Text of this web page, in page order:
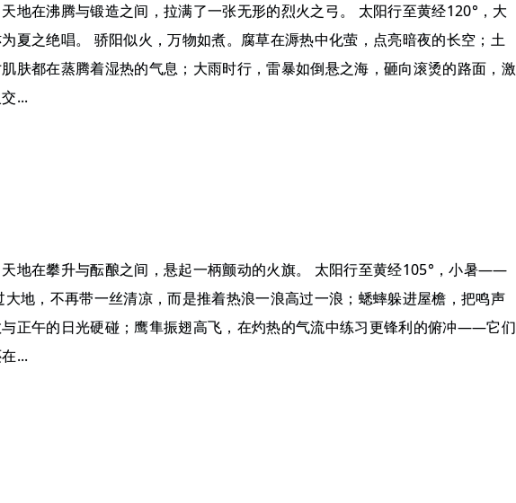
地在沸腾与锻造之间，拉满了一张无形的烈火之弓。 太阳行至黄经120°，大
之绝唱。 骄阳似火，万物如煮。腐草在溽热中化萤，点亮暗夜的长空；土
肤都在蒸腾着湿热的气息；大雨时行，雷暴如倒悬之海，砸向滚烫的路面，激
...
地在攀升与酝酿之间，悬起一柄颤动的火旗。 太阳行至黄经105°，小暑——
地，不再带一丝清凉，而是推着热浪一浪高过一浪；蟋蟀躲进屋檐，把鸣声
正午的日光硬碰；鹰隼振翅高飞，在灼热的气流中练习更锋利的俯冲——它们
...